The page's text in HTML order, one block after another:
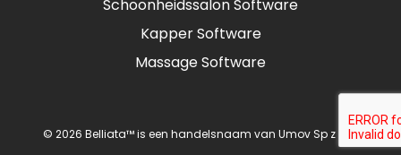
Schoonheidssalon Software
Kapper Software
Massage Software
© 2026 Belliata™ is een handelsnaam van Umov Sp z o.o.